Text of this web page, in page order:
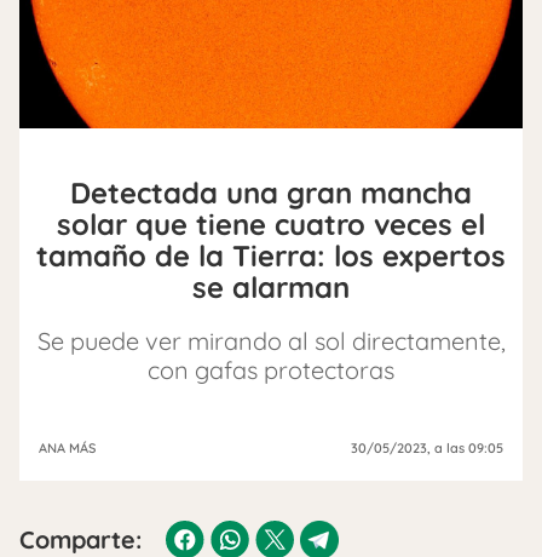
Detectada una gran mancha
solar que tiene cuatro veces el
tamaño de la Tierra: los expertos
se alarman
Se puede ver mirando al sol directamente,
con gafas protectoras
ANA MÁS 30/05/2023, a las 09:05
Comparte: